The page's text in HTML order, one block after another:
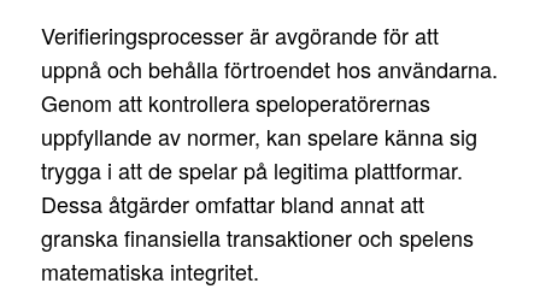
Verifieringsprocesser är avgörande för att
uppnå och behålla förtroendet hos användarna.
Genom att kontrollera speloperatörernas
uppfyllande av normer, kan spelare känna sig
trygga i att de spelar på legitima plattformar.
Dessa åtgärder omfattar bland annat att
granska finansiella transaktioner och spelens
matematiska integritet.